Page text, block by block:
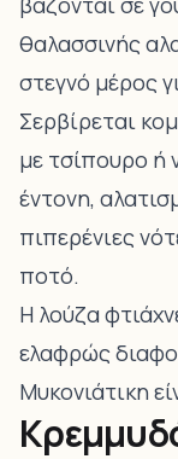
θαλασσινής
στεγνό μέρος
Σερβίρεται
με τσίπουρο ή
έντονη,
πιπερένιες
ποτό.
Η λούζα
ελαφρώς
Μυκονιάτικη